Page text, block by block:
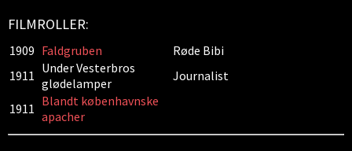
FILMROLLER:
1909 Faldgruben
Røde Bibi
1911 Under Vesterbros
glødelamper
Journalist
1911 Blandt københavnske
apacher